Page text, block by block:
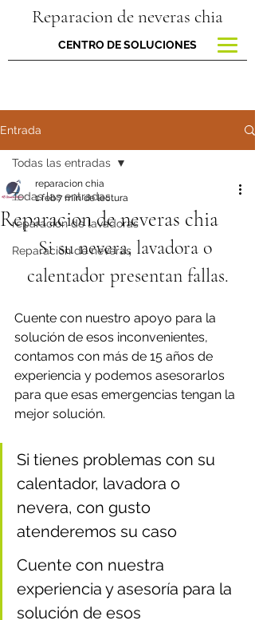
Reparacion de neveras chia
CENTRO DE SOLUCIONES
Entrada
Todas las entradas
reparacion de lavadoras
Reparación de neveras
Todas las entradas
Reparacion de neveras chia
reparacion chia
1 feb7 min de lectura
Si su nevera, lavadora o
calentador presentan fallas.
Cuente con nuestro apoyo para la
solución de esos inconvenientes,
contamos con más de 15 años de
experiencia y podemos asesorarlos
para que esas emergencias tengan la
mejor solución.
Si tienes problemas con su
calentador, lavadora o
nevera, con gusto
atenderemos su caso
Cuente con nuestra
experiencia y asesoría para la
solución de esos